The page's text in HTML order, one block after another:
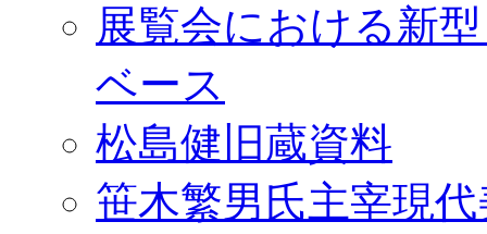
展覧会における新
ベース
松島健旧蔵資料
笹木繁男氏主宰現